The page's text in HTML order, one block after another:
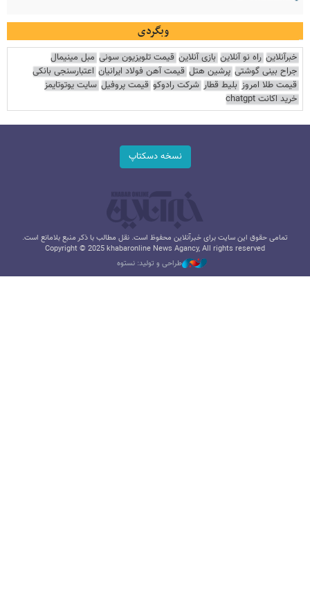
وبگردی
خبرآنلاین راه نو آنلاین بازی آنلاین قیمت تلویزیون سونی مبل مینیمال
جراح بینی گوشتی پرشین هتل قیمت آهن فولاد ایرانیان اعتبارسنجی بانکی
قیمت طلا امروز بلیط قطار شرکت رادوکو قیمت پروفیل سایت یوتوتایمز
خرید اکانت chatgpt
نسخه دسکتاپ
تمامی حقوق این سایت برای خبرآنلاین محفوظ است. نقل مطالب با ذکر منبع بلامانع است.
Copyright © 2025 khabaronline News Agancy, All rights reserved
طراحی و تولید: نستوه